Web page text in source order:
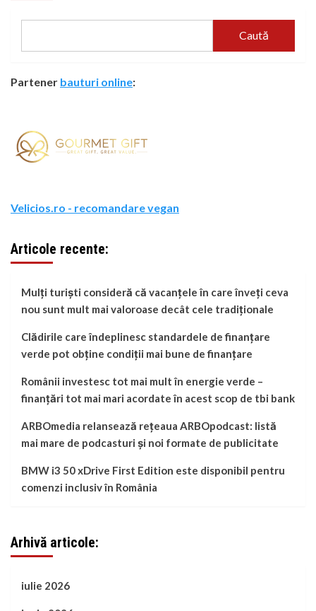
Caută
Partener bauturi online:
Velicios.ro - recomandare vegan
Articole recente:
Mulți turiști consideră că vacanțele în care înveți ceva
nou sunt mult mai valoroase decât cele tradiționale
Clădirile care îndeplinesc standardele de finanțare
verde pot obține condiții mai bune de finanțare
Românii investesc tot mai mult în energie verde –
finanțări tot mai mari acordate în acest scop de tbi bank
ARBOmedia relansează rețeaua ARBOpodcast: listă
mai mare de podcasturi și noi formate de publicitate
BMW i3 50 xDrive First Edition este disponibil pentru
comenzi inclusiv în România
Arhivă articole:
iulie 2026